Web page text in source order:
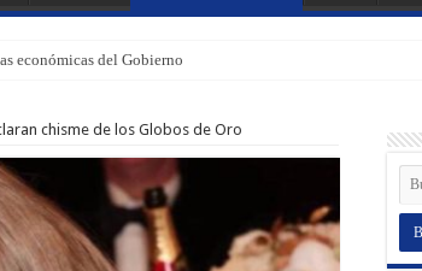
económicas del Gobierno
chisme de los Globos de Oro